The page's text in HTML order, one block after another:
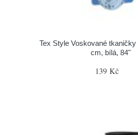
Tex Style Voskované tkaničky
cm, bílá, 84"
139 Kč